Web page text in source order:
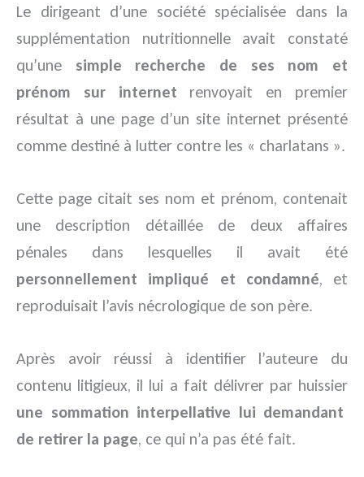
Le dirigeant d’une société spécialisée dans la
supplémentation nutritionnelle avait constaté
qu’une simple recherche de ses nom et
prénom sur internet renvoyait en premier
résultat à une page d’un site internet présenté
comme destiné à lutter contre les « charlatans ».
Cette page citait ses nom et prénom, contenait
une description détaillée de deux affaires
pénales dans lesquelles il avait été
personnellement impliqué et condamné, et
reproduisait l’avis nécrologique de son père.
Après avoir réussi à identifier l’auteure du
contenu litigieux, il lui a fait délivrer par huissier
une sommation interpellative lui demandant
de retirer la page, ce qui n’a pas été fait.